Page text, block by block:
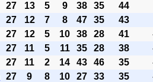
27 13 5 9 38 35
44
27 12 7 8 47 35
43
27 12 5 10 38 28 41
27 11 5 11 35 28 38
27 11 2 14 43 46 35
27 9 8 10 27 33 35